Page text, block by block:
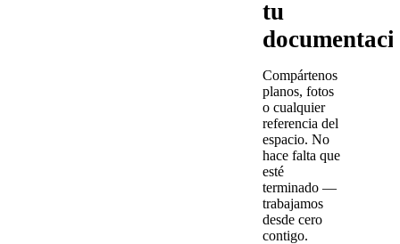
tu
Compártenos
planos, fotos
o cualquier
referencia del
espacio. No
hace falta que
esté
terminado —
trabajamos
desde cero
contigo.